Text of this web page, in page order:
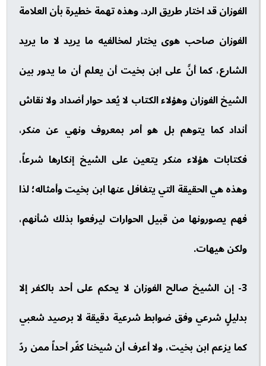
الفوزان قد اختار طريق الرد. وهذه تهمة خطيرة بأن العلامة
الفوزان صاحب هوى يختار لمخالفيه ما يريد لا ما يريد
الشارع، كما أنَّ على ابن بخيت أن يعلم أن ما يدور بين
الشيخ الفوزان وهؤلاء الكتاب لا يُعد حوار أضداد ولا نقاش
أنداد كما يتوهم بل هو أمر بمعروف ونهي عن منكر،
فكتابات هؤلاء منكر يتعين على الشيخ إنكارها شرعاً،
وهذه هي الحقيقة التي يتغافل عنها ابن بخيت وأمثاله؛ لذا
فهم يصورونها من قبيل الحوارات ليرفعوا بذلك شأنهم،
ولكن هيهات.
3- إن الشيخ صالح الفوزان لا يحكم على أحد بالكفر إلا
بدليلٍ شرعي وفق ضوابط شرعية دقيقة لا برصيد شعبي
كما يزعم ابن بخيت، ولا أعرف أن شيخنا كفّر أحداً ممن ردّ